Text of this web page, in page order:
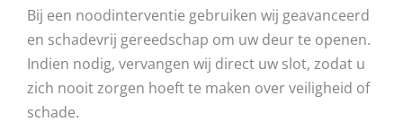
Bij een noodinterventie gebruiken wij geavanceerd
en schadevrij gereedschap om uw deur te openen.
Indien nodig, vervangen wij direct uw slot, zodat u
zich nooit zorgen hoeft te maken over veiligheid of
schade.